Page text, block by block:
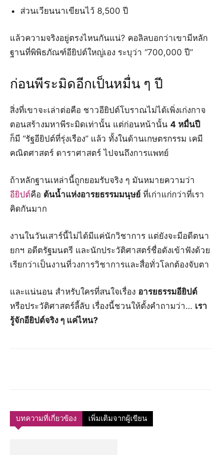
ส่วนเวียนนาเขียนไว้ 8,500 ปี
แล้วความจริงอยู่ตรงไหนกันแน่? คอลิลบอกว่าเขามีหลัก
ฐานที่พิพิธภัณฑ์อียิปต์ใหญ่เอง ระบุว่า “700,000 ปี”
ก่อนพีระมิดอีกเป็นหมื่น ๆ ปี
สิ่งที่เขาจะเล่าต่อคือ ชาวอียิปต์โบราณไม่ได้เพิ่งเก่งกาจ
ตอนสร้างมหาพีระมิดเท่านั้น แต่ก่อนหน้านั้น 4 หมื่นปี
ก็มี “รัฐอียิปต์ที่รุ่งเรือง” แล้ว ทั้งในด้านเกษตรกรรม เคมี
คณิตศาสตร์ ดาราศาสตร์ ไปจนถึงการแพทย์
ถ้าหลักฐานเหล่านี้ถูกยอมรับจริง ๆ มันหมายความว่า
อียิปต์คือ ต้นน้ำแห่งอารยธรรมมนุษย์ ที่เก่าแก่กว่าที่เรา
คิดกันมาก
งานในวันเสาร์นี้ไม่ได้มีแค่นักวิชาการ แต่ยังจะมีอดีตนา
ยกฯ อดีตรัฐมนตรี และนักประวัติศาสตร์ชื่อดังเข้าฟังด้วย
เรียกว่าเป็นงานที่วงการวิชาการและสื่อทั่วโลกต้องจับตา
และแน่นอน สำหรับใครที่สนใจเรื่อง อารยธรรมอียิปต์
หรือประวัติศาสตร์ลี้ลับ เรื่องนี้ชวนให้ตั้งคำถามว่า… เรา
รู้จักอียิปต์จริง ๆ แค่ไหน?
บทความที่เกี่ยวข้อง เพิ่มเติมจากผู้เขียน